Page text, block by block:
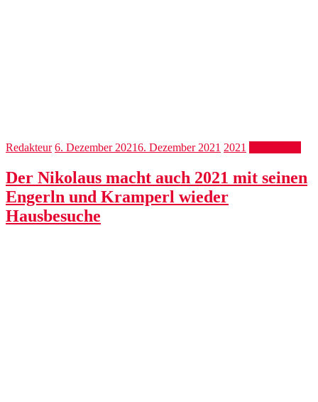
Redakteur 6. Dezember 20216. Dezember 2021 2021
Der Nikolaus macht auch 2021 mit seinen
Engerln und Kramperl wieder
Hausbesuche